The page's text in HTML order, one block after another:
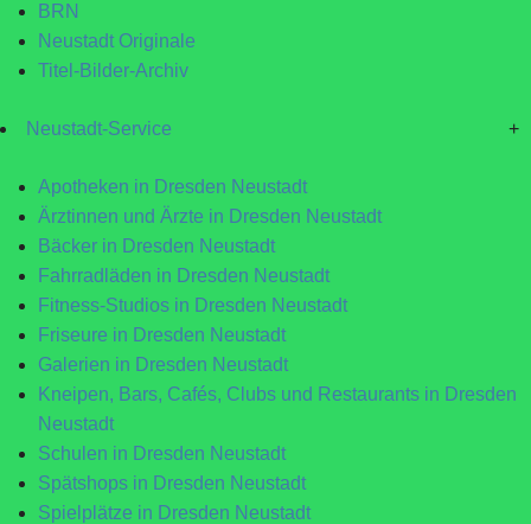
BRN
Neustadt Originale
Titel-Bilder-Archiv
Neustadt-Service +
Apotheken in Dresden Neustadt
Ärztinnen und Ärzte in Dresden Neustadt
Bäcker in Dresden Neustadt
Fahrradläden in Dresden Neustadt
Fitness-Studios in Dresden Neustadt
Friseure in Dresden Neustadt
Galerien in Dresden Neustadt
Kneipen, Bars, Cafés, Clubs und Restaurants in Dresden
Neustadt
Schulen in Dresden Neustadt
Spätshops in Dresden Neustadt
Spielplätze in Dresden Neustadt